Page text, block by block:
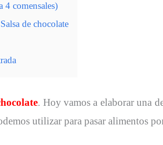
4 comensales)
de chocolate
. Hoy vamos a elaborar una
utilizar para pasar alimentos